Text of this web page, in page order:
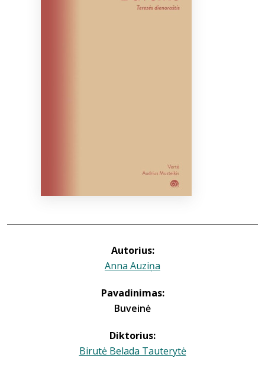
Autorius:
Anna Auziņa
Pavadinimas:
Buveinė
Diktorius:
Birutė Belada Tauterytė